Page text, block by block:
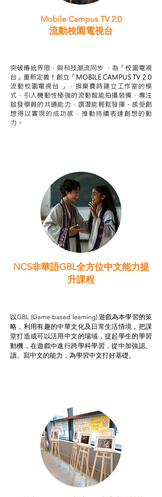
Mobile Campus TV 2.0
流動校園電視台
突破傳統界限，與科技潮流同步 ，為「校園電視
台」重新定義！創立「MOBILE CAMPUS TV 2.0
流動校園電視台 」，摒棄費時建立工作室的模
式，引人機動性極強的流動智能拍攝裝備，專注
啟發學員的共通能力，譔潛能輕鬆發揮，感受創
想得以實現的成功感，推動持續表達創想的動
力。
NCS非華語GBL全方位中文能力提
升課程
以GBL (Game-based learning) 遊戲為本學習的策
略，利用有趣的中華文化及日常生活情境，把課
堂打造成可以活用中文的場域，提起學生的學習
動機，在遊戲中進行跨學科學習，從中加強認、
讀、寫中文的能力，為學習中文打好基礎。